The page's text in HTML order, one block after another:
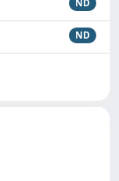
ND
ND